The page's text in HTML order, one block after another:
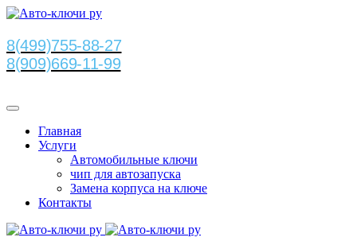
8(499)755-88-27
8(909)669-11-99
Главная
Услуги
Автомобильные ключи
чип для автозапуска
Замена корпуса на ключе
Контакты